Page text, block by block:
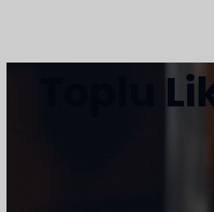
Toplu